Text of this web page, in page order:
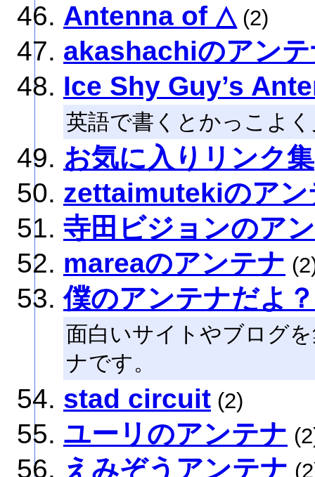
Antenna of △ (2)
akashachiのアン
Ice Shy Guy’s
英語で書くとかっこよ
お気に入りリンク集
zettaimutekiのアン
寺田ビジョンのア
mareaのアンテナ
僕のアンテナだよ？
面白いサイトやブログ
ナです。
stad circuit (2)
ユーリのアンテナ
えみぞうアンテナ